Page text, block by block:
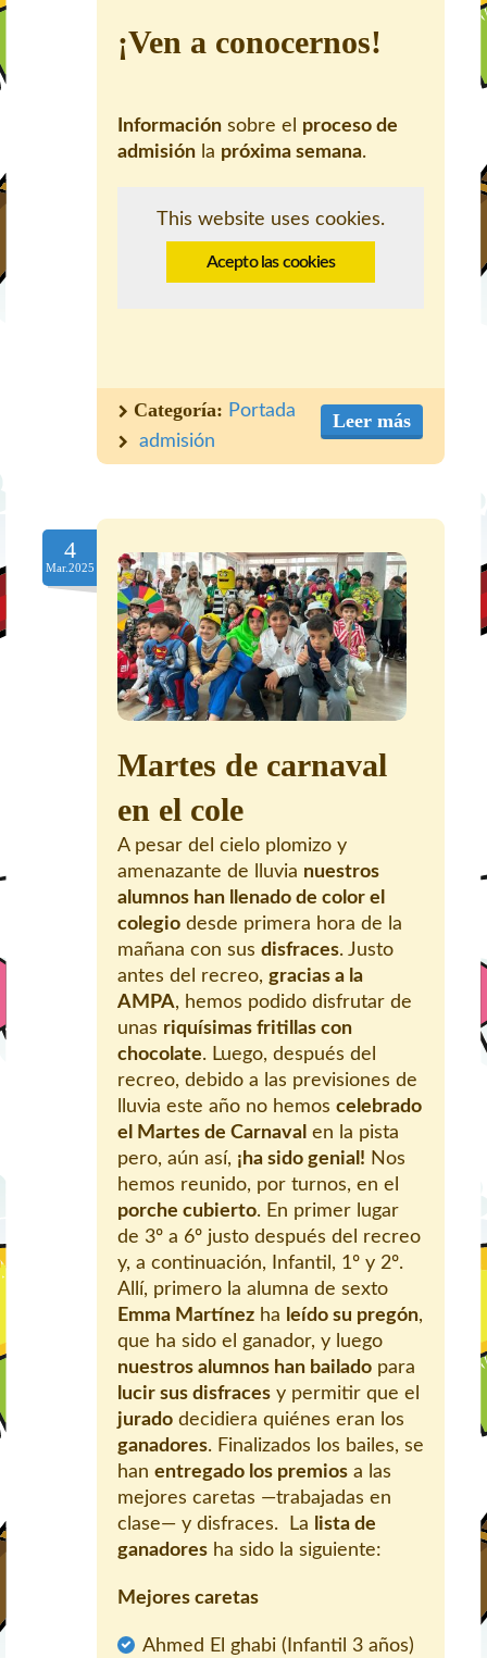
¡Ven a conocernos!
Información sobre el proceso de
admisión la próxima semana.
This website uses cookies.
Acepto las cookies
Leer más
Categoría: Portada
admisión
4
Mar.2025
Martes de carnaval
en el cole
A pesar del cielo plomizo y
amenazante de lluvia nuestros
alumnos han llenado de color el
colegio desde primera hora de la
mañana con sus disfraces. Justo
antes del recreo, gracias a la
AMPA, hemos podido disfrutar de
unas riquísimas fritillas con
chocolate. Luego, después del
recreo, debido a las previsiones de
lluvia este año no hemos celebrado
el Martes de Carnaval en la pista
pero, aún así, ¡ha sido genial! Nos
hemos reunido, por turnos, en el
porche cubierto. En primer lugar
de 3º a 6º justo después del recreo
y, a continuación, Infantil, 1º y 2º.
Allí, primero la alumna de sexto
Emma Martínez ha leído su pregón,
que ha sido el ganador, y luego
nuestros alumnos han bailado para
lucir sus disfraces y permitir que el
jurado decidiera quiénes eran los
ganadores. Finalizados los bailes, se
han entregado los premios a las
mejores caretas —trabajadas en
clase— y disfraces. La
lista de
ganadores ha sido la siguiente:
Mejores caretas
Ahmed El ghabi (Infantil 3 años)